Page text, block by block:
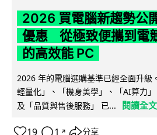
2026 買電腦新趨勢公
優惠 從極致便攜到電
的高效能 PC
2026 年的電腦選購基準已經全面升級
輕量化」、「機身美學」、「AI算力
及「品質與售後服務」 已...
閱讀全文
19 1 ↗ 分享